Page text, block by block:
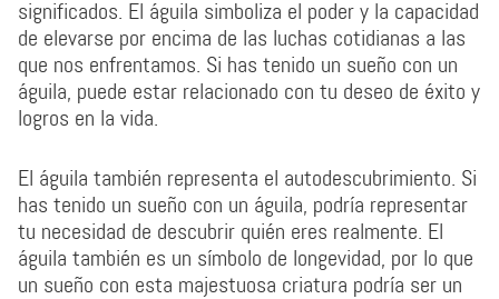
significados. El águila simboliza el poder y la capacidad
de elevarse por encima de las luchas cotidianas a las
que nos enfrentamos. Si has tenido un sueño con un
águila, puede estar relacionado con tu deseo de éxito y
logros en la vida.
El águila también representa el autodescubrimiento. Si
has tenido un sueño con un águila, podría representar
tu necesidad de descubrir quién eres realmente. El
águila también es un símbolo de longevidad, por lo que
un sueño con esta majestuosa criatura podría ser un